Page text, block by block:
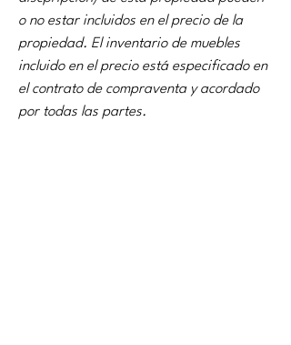
o no estar incluidos en el precio de la
propiedad. El inventario de muebles
incluido en el precio está especificado en
el contrato de compraventa y acordado
por todas las partes.